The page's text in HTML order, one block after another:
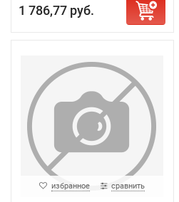
1 786,77 руб.
избранное сравнить